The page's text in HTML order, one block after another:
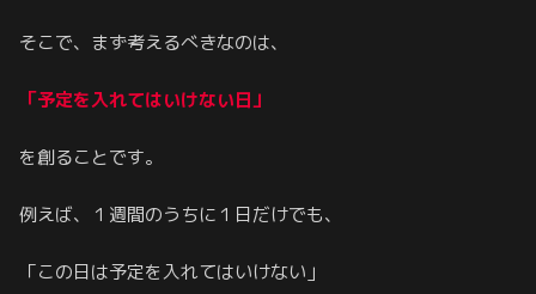
そこで、まず考えるべきなのは、
「予定を入れてはいけない日」
を創ることです。
例えば、１週間のうちに１日だけでも、
「この日は予定を入れてはいけない」